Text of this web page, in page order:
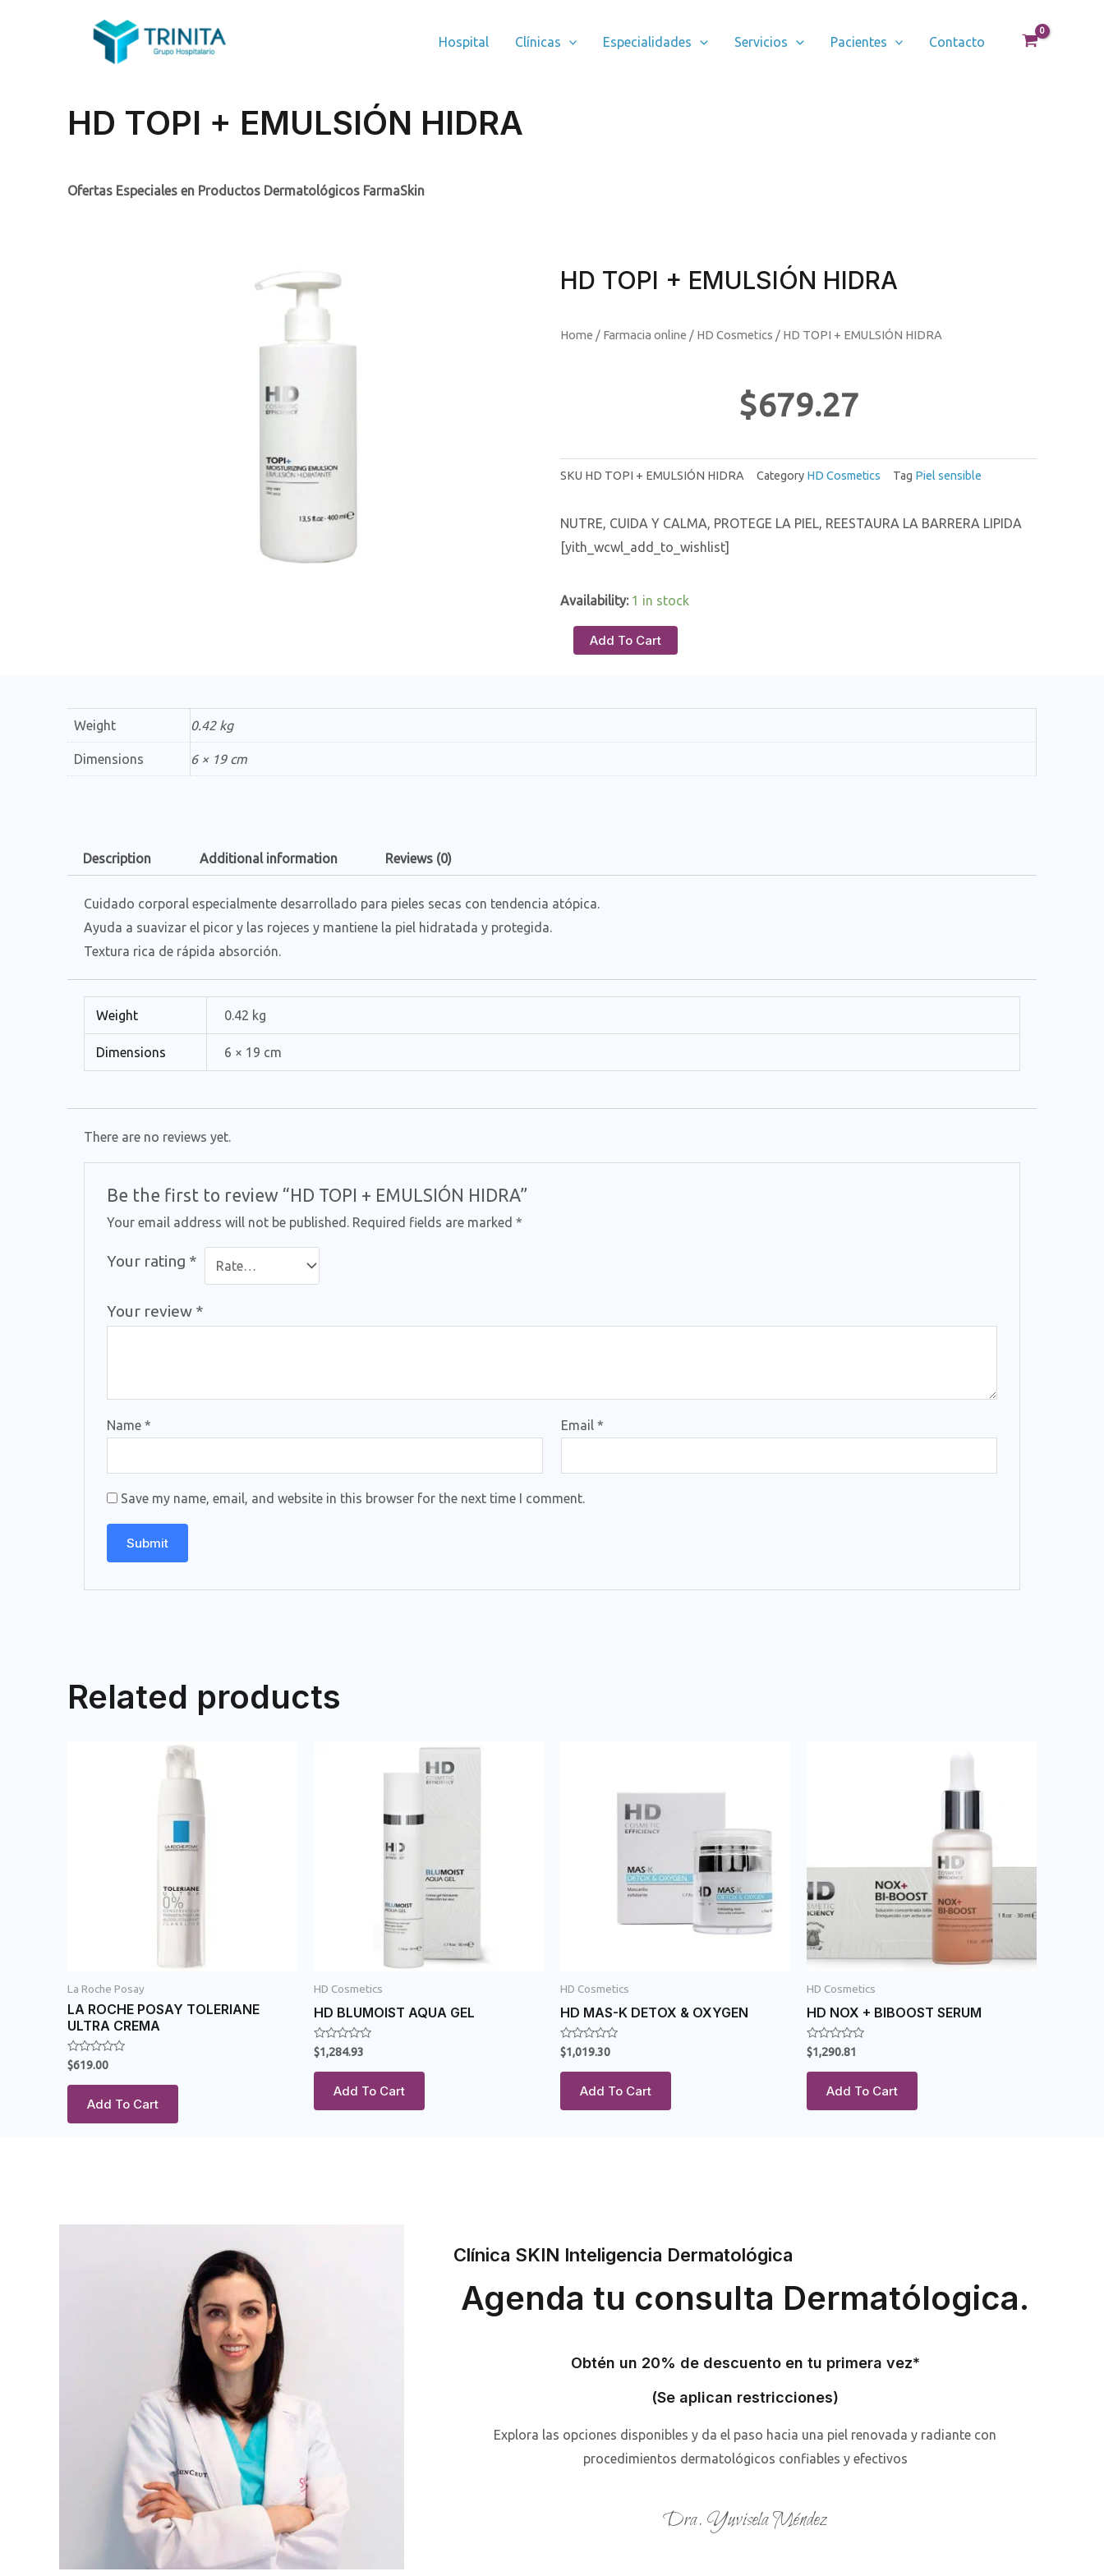
Hospital Clínicas Especialidades Servicios Pacientes Contacto
HD TOPI + EMULSIÓN HIDRA
Ofertas Especiales en Productos Dermatológicos FarmaSkin
HD TOPI + EMULSIÓN HIDRA
Home / Farmacia online / HD Cosmetics / HD TOPI + EMULSIÓN HIDRA
$679.27
SKU HD TOPI + EMULSIÓN HIDRA Category HD Cosmetics Tag Piel sensible
NUTRE, CUIDA Y CALMA, PROTEGE LA PIEL, REESTAURA LA BARRERA LIPIDA
[yith_wcwl_add_to_wishlist]
Availability: 1 in stock
Add To Cart
Weight 0.42 kg
Dimensions 6 × 19 cm
Description Additional information Reviews (0)
Cuidado corporal especialmente desarrollado para pieles secas con tendencia atópica.
Ayuda a suavizar el picor y las rojeces y mantiene la piel hidratada y protegida.
Textura rica de rápida absorción.
Weight 0.42 kg
Dimensions 6 × 19 cm
There are no reviews yet.
Be the first to review “HD TOPI + EMULSIÓN HIDRA”
Your email address will not be published. Required fields are marked *
Your rating *
Your review *
Name * Email *
Save my name, email, and website in this browser for the next time I comment.
Related products
La Roche Posay
LA ROCHE POSAY TOLERIANE
ULTRA CREMA
Rated
0
out
$619.00
Add To Cart
HD Cosmetics
HD BLUMOIST AQUA GEL
Rated
0
out
$1,284.93
Add To Cart
HD Cosmetics
HD MAS-K DETOX & OXYGEN
Rated
0
out
$1,019.30
Add To Cart
HD Cosmetics
HD NOX + BIBOOST SERUM
Rated
0
out
$1,290.81
Add To Cart
Clínica SKIN Inteligencia Dermatológica
Agenda tu consulta Dermatólogica.
Obtén un 20% de descuento en tu primera vez*
(Se aplican restricciones)
Explora las opciones disponibles y da el paso hacia una piel renovada y radiante con
procedimientos dermatológicos confiables y efectivos
Dra. Yuvisela Méndez